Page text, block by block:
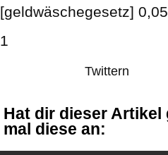
[geldwäschegesetz]
1
Twittern
Hat dir dieser
mal diese an: